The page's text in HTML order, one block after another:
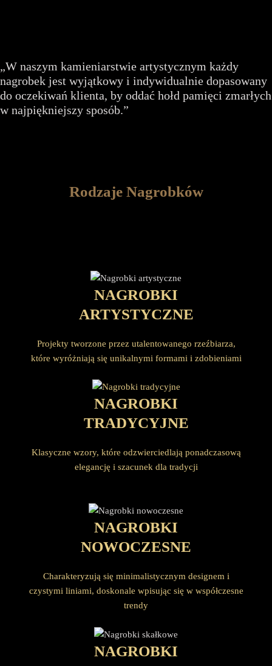
„W naszym kamieniarstwie artystycznym każdy
nagrobek jest wyjątkowy i indywidualnie dopasowany
do oczekiwań klienta, by oddać hołd pamięci zmarłych
w najpiękniejszy sposób.”
Rodzaje Nagrobków
NAGROBKI
ARTYSTYCZNE
Projekty tworzone przez utalentowanego rzeźbiarza,
które wyróżniają się unikalnymi formami i zdobieniami
NAGROBKI
TRADYCYJNE
Klasyczne wzory, które odzwierciedlają ponadczasową
elegancję i szacunek dla tradycji
NAGROBKI
NOWOCZESNE
Charakteryzują się minimalistycznym designem i
czystymi liniami, doskonale wpisując się w współczesne
trendy
NAGROBKI